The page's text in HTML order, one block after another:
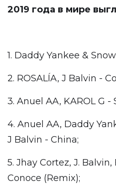
2019 года в мире
1. Daddy Yankee &
2. ROSALÍA, J Balvin -
3. Anuel AA, KAROL G -
4. Anuel AA, Daddy
J Balvin - China;
5. Jhay Cortez, J.
Conoce (Remix);